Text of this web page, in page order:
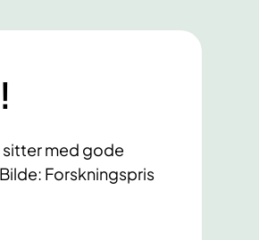
med gode
Forskningspris